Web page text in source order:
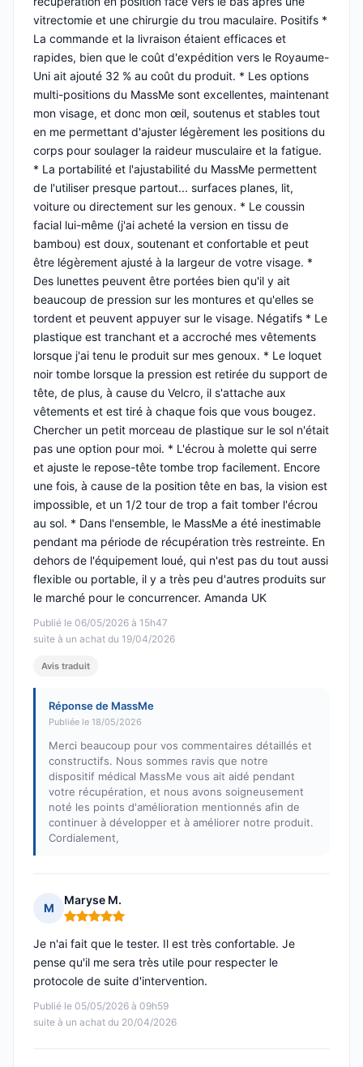
Publié le 06/05/2026 à 15h47
suite à un achat du 19/04/2026
vitrectomie et une chirurgie du trou maculaire. Positifs *
La commande et la livraison étaient efficaces et
rapides, bien que le coût d'expédition vers le Royaume-
Uni ait ajouté 32 % au coût du produit. * Les options
multi-positions du MassMe sont excellentes, maintenant
mon visage, et donc mon œil, soutenus et stables tout
en me permettant d'ajuster légèrement les positions du
corps pour soulager la raideur musculaire et la fatigue.
* La portabilité et l'ajustabilité du MassMe permettent
de l'utiliser presque partout... surfaces planes, lit,
voiture ou directement sur les genoux. * Le coussin
facial lui-même (j'ai acheté la version en tissu de
bambou) est doux, soutenant et confortable et peut
être légèrement ajusté à la largeur de votre visage. *
Des lunettes peuvent être portées bien qu'il y ait
beaucoup de pression sur les montures et qu'elles se
tordent et peuvent appuyer sur le visage. Négatifs * Le
plastique est tranchant et a accroché mes vêtements
lorsque j'ai tenu le produit sur mes genoux. * Le loquet
noir tombe lorsque la pression est retirée du support de
tête, de plus, à cause du Velcro, il s'attache aux
vêtements et est tiré à chaque fois que vous bougez.
Chercher un petit morceau de plastique sur le sol n'était
pas une option pour moi. * L'écrou à molette qui serre
et ajuste le repose-tête tombe trop facilement. Encore
une fois, à cause de la position tête en bas, la vision est
impossible, et un 1/2 tour de trop a fait tomber l'écrou
au sol. * Dans l'ensemble, le MassMe a été inestimable
pendant ma période de récupération très restreinte. En
dehors de l'équipement loué, qui n'est pas du tout aussi
flexible ou portable, il y a très peu d'autres produits sur
le marché pour le concurrencer. Amanda UK
Avis traduit
Réponse de MassMe
Publiée le 18/05/2026
Merci beaucoup pour vos commentaires détaillés et
constructifs. Nous sommes ravis que notre
dispositif médical MassMe vous ait aidé pendant
votre récupération, et nous avons soigneusement
noté les points d'amélioration mentionnés afin de
continuer à développer et à améliorer notre produit.
Cordialement,
M
Maryse M.
Note : 5 sur 5
Publié le 05/05/2026 à 09h59
suite à un achat du 20/04/2026
Je n'ai fait que le tester. Il est très confortable. Je
pense qu'il me sera très utile pour respecter le
protocole de suite d'intervention.